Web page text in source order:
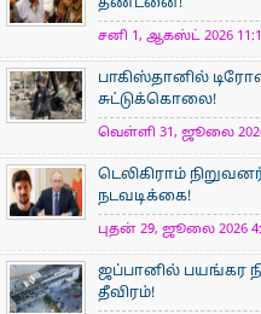
தண்டனை!
சனி 1, ஆகஸ்ட் 2026
பாகிஸ்தானில்
சுட்டுக்கொலை!
வெள்ளி 31, ஜூலை 2026
டெலிகிராம்
நடவடிக்கை!
புதன் 29, ஜூலை 2026
ஜப்பானில் பயங்கர
தீவிரம்!